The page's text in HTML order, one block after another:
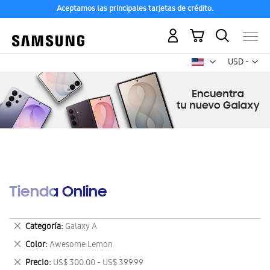
Aceptamos las principales tarjetas de crédito.
USD -
dólar
Mi carrito
Tienda Online
Categoría Galaxy A
Eliminar
este
artículo
Color Awesome Lemon
Eliminar
este
Precio US$ 300.00 - US$ 399.99
Eliminar